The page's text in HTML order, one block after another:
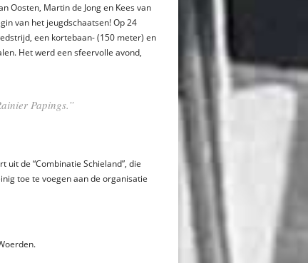
Oosten, Martin de Jong en Kees van
van het jeugdschaatsen! Op 24
een kortebaan- (150 meter) en
Het werd een sfeervolle avond,
Papings.”
uit de “Combinatie Schieland”, die
toe te voegen aan de organisatie